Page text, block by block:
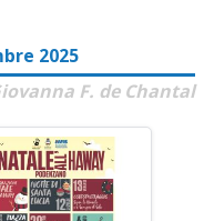
2025
F. de Chantal